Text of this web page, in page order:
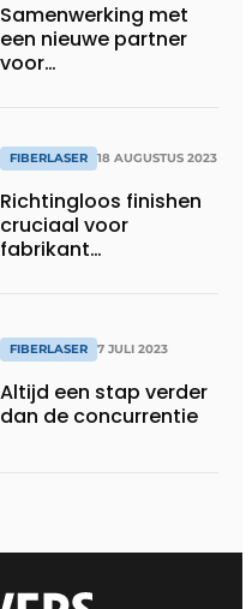
Samenwerking met
een nieuwe partner
voor
FIBERLASER 18 AUGUSTUS 2023
Richtingloos finishen
cruciaal voor
fabrikant
FIBERLASER 7 JULI 2023
Altijd een stap verder
dan de concurrentie